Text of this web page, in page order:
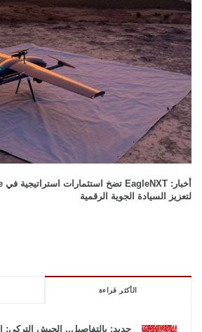
لتعزيز السيادة الجوية الرقمية
الأكثر قراءة
جديد: بالتفاصيل.. الجيش التركي: